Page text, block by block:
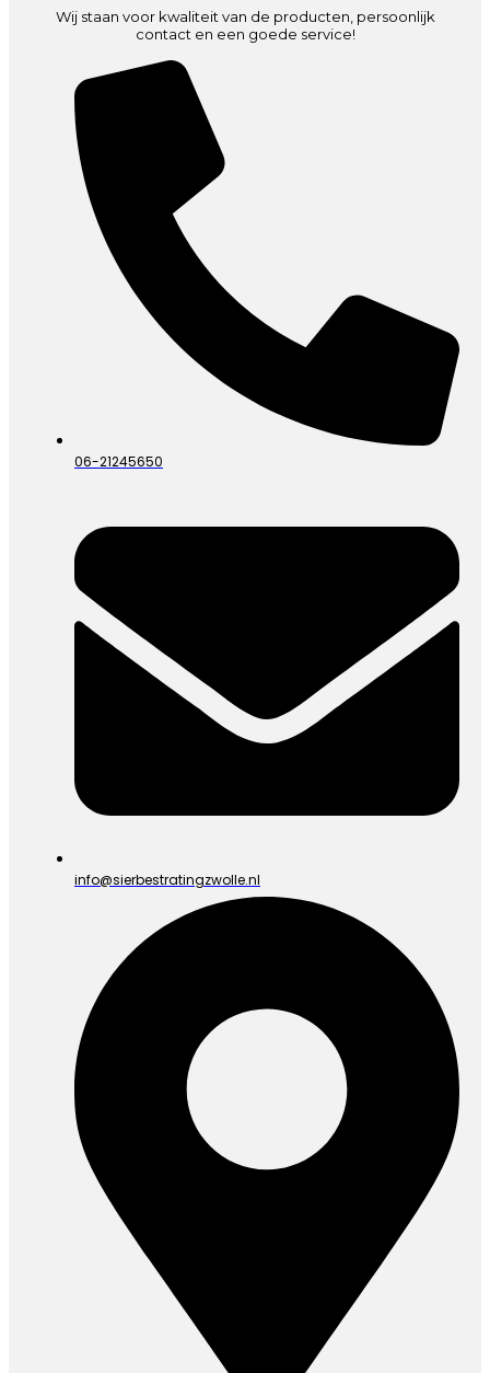
Wij staan voor kwaliteit van de producten, persoonlijk
contact en een goede service!
06-21245650
info@sierbestratingzwolle.nl